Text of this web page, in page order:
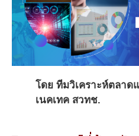
โดย ทีมวิเคราะห์ตลาด
เนคเทค สวทช.